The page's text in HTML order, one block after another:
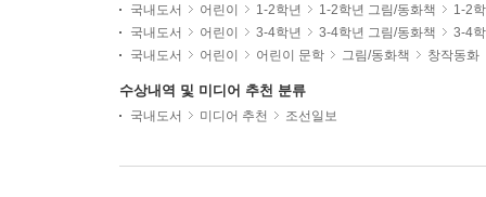
국내도서 어린이 1-2학년 1-2학년 그림/동화책
1-2
국내도서
어린이 3-4학년 3-4학년 그림/동화책
3-4
국내도서
어린이 어린이 문학 그림/동화책 창작동화
수상내역 및 미디어 추천 분류
국내도서 미디어 추천 조선일보